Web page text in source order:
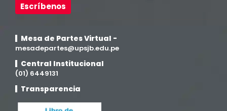
Medicina Veterinaria y Zootecnia
Movilidad Académica
Noticias
Escríbenos
Mesa de Partes Virtual -
mesadepartes@upsjb.edu.pe
Central Institucional
(01) 6449131
Transparencia